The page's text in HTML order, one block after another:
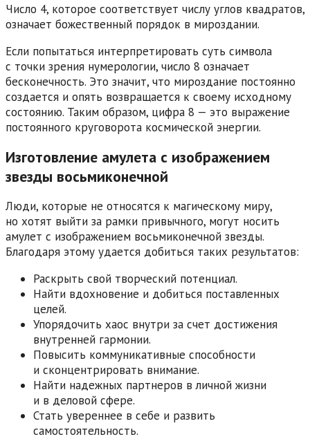
Число 4, которое соответствует числу углов квадратов,
означает божественный порядок в мироздании.
Если попытаться интерпретировать суть символа
с точки зрения нумерологии, число 8 означает
бесконечность. Это значит, что мироздание постоянно
создается и опять возвращается к своему исходному
состоянию. Таким образом, цифра 8 — это выражение
постоянного круговорота космической энергии.
Изготовление амулета с изображением
звезды восьмиконечной
Люди, которые не относятся к магическому миру,
но хотят выйти за рамки привычного, могут носить
амулет с изображением восьмиконечной звезды.
Благодаря этому удается добиться таких результатов:
Раскрыть свой творческий потенциал.
Найти вдохновение и добиться поставленных
целей.
Упорядочить хаос внутри за счет достижения
внутренней гармонии.
Повысить коммуникативные способности
и сконцентрировать внимание.
Найти надежных партнеров в личной жизни
и в деловой сфере.
Стать увереннее в себе и развить
самостоятельность.